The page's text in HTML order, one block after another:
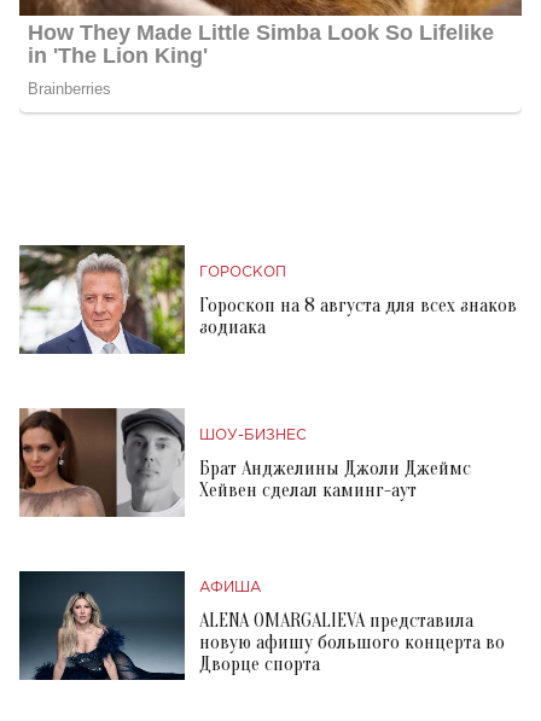
ГОРОСКОП
Гороскоп на 8 августа для всех знаков
зодиака
ШОУ-БИЗНЕС
Брат Анджелины Джоли Джеймс
Хейвен сделал каминг-аут
АФИША
ALENA OMARGALIEVA представила
новую афишу большого концерта во
Дворце спорта